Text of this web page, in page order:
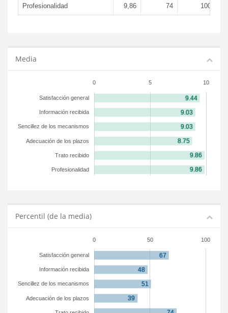
Profesionalidad 9,86 74 100,00 %
Media
0 5 10
Satisfacción general
Información recibida
Sencillez de los mecanismos
Adecuación de los plazos
Trato recibido
Profesionalidad
Percentil (de la media)
0 50 100
Satisfacción general
Información recibida
Sencillez de los mecanismos
Adecuación de los plazos